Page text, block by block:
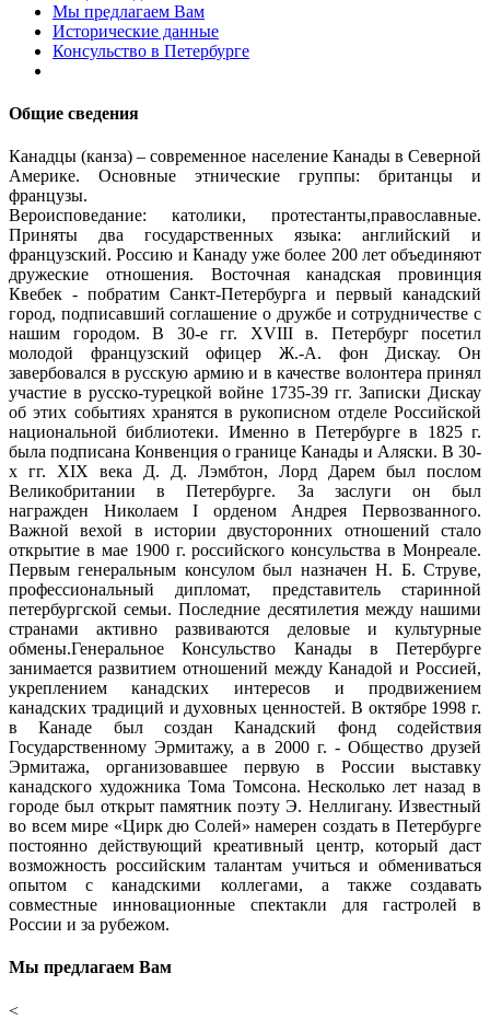
Мы предлагаем Вам
Исторические данные
Консульство в Петербурге
Общие сведения
Канадцы (канза) – современное население Канады в Северной
Америке. Основные этнические группы: британцы и
французы.
Вероисповедание: католики, протестанты,православные.
Приняты два государственных языка: английский и
французский. Россию и Канаду уже более 200 лет объединяют
дружеские отношения. Восточная канадская провинция
Квебек - побратим Санкт-Петербурга и первый канадский
город, подписавший cоглашение о дружбе и сотрудничестве с
нашим городом. В 30-е гг. XVIII в. Петербург посетил
молодой французский офицер Ж.-А. фон Дискау. Он
завербовался в русскую армию и в качестве волонтера принял
участие в русско-турецкой войне 1735-39 гг. Записки Дискау
об этих событиях хранятся в рукописном отделе Российской
национальной библиотеки. Именно в Петербурге в 1825 г.
была подписана Конвенция о границе Канады и Аляски. В 30-
х гг. XIX века Д. Д. Лэмбтон, Лорд Дарем был послом
Великобритании в Петербурге. За заслуги он был
награжден Николаем I орденом Андрея Первозванного.
Важной вехой в истории двусторонних отношений стало
открытие в мае 1900 г. российского консульства в Монреале.
Первым генеральным консулом был назначен Н. Б. Струве,
профессиональный дипломат, представитель старинной
петербургской семьи. Последние десятилетия между нашими
странами активно развиваются деловые и культурные
обмены.Генеральное Консульство Канады в Петербурге
занимается развитием отношений между Канадой и Россией,
укреплением канадских интересов и продвижением
канадских традиций и духовных ценностей. В октябре 1998 г.
в Канаде был создан Канадский фонд содействия
Государственному Эрмитажу, а в 2000 г. - Общество друзей
Эрмитажа, организовавшее первую в России выставку
канадского художника Тома Томсона. Несколько лет назад в
городе был открыт памятник поэту Э. Неллигану. Известный
во всем мире «Цирк дю Солей» намерен создать в Петербурге
постоянно действующий креативный центр, который даст
возможность российским талантам учиться и обмениваться
опытом с канадскими коллегами, а также создавать
совместные инновационные спектакли для гастролей в
России и за рубежом.
Мы предлагаем Вам
<